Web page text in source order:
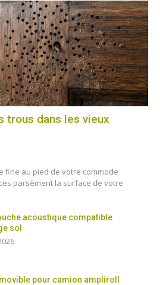
dans les vieux
fine au pied de votre commode
parsèment la surface de votre
acoustique compatible
sol
pour camion ampliroll